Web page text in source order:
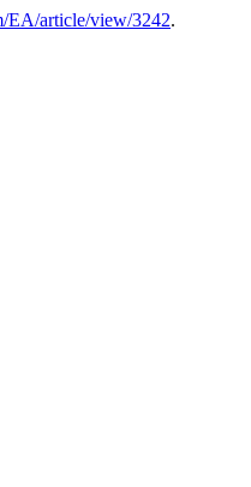
EA/article/view/3242.